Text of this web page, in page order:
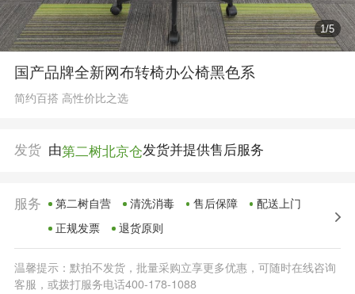
1/5
国产品牌全新网布转椅办公椅黑色系
简约百搭 高性价比之选
发货 由第二树北京仓发货并提供售后服务
服务 第二树自营 清洗消毒 售后保障
配送上门
正规发票
退货原则
温馨提示：默拍不发货，批量采购立享更多优惠，可随时在线咨询
客服，或拨打服务电话400-178-1088